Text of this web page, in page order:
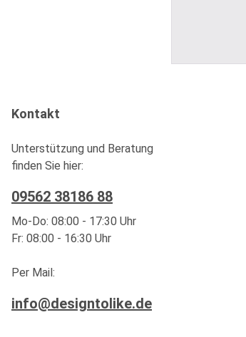
Kontakt
Unterstützung und Beratung
finden Sie hier:
09562 38186 88
Mo-Do: 08:00 - 17:30 Uhr
Fr: 08:00 - 16:30 Uhr
Per Mail:
info@designtolike.de